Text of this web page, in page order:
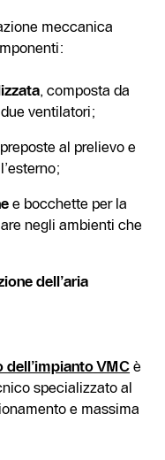
meccanica
, composta da
ventilatori;
al prelievo e
e bocchette per la
negli ambienti che
dell’aria
VMC è
specializzato al
e massima